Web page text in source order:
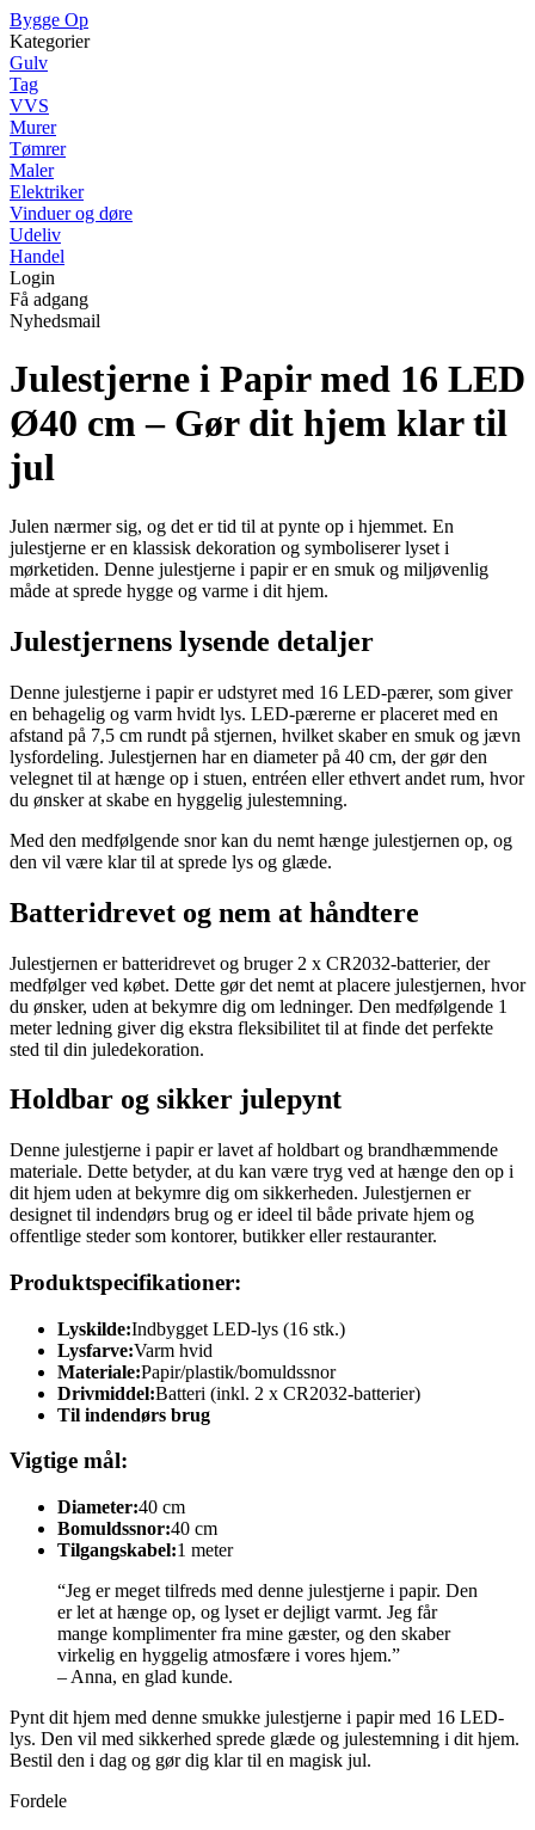
Bygge Op
Kategorier
Gulv
Tag
VVS
Murer
Tømrer
Maler
Elektriker
Vinduer og døre
Udeliv
Handel
Login
Få adgang
Nyhedsmail
Julestjerne i Papir med 16 LED
Ø40 cm – Gør dit hjem klar til
jul
Julen nærmer sig, og det er tid til at pynte op i hjemmet. En
julestjerne er en klassisk dekoration og symboliserer lyset i
mørketiden. Denne julestjerne i papir er en smuk og miljøvenlig
måde at sprede hygge og varme i dit hjem.
Julestjernens lysende detaljer
Denne julestjerne i papir er udstyret med 16 LED-pærer, som giver
en behagelig og varm hvidt lys. LED-pærerne er placeret med en
afstand på 7,5 cm rundt på stjernen, hvilket skaber en smuk og jævn
lysfordeling. Julestjernen har en diameter på 40 cm, der gør den
velegnet til at hænge op i stuen, entréen eller ethvert andet rum, hvor
du ønsker at skabe en hyggelig julestemning.
Med den medfølgende snor kan du nemt hænge julestjernen op, og
den vil være klar til at sprede lys og glæde.
Batteridrevet og nem at håndtere
Julestjernen er batteridrevet og bruger 2 x CR2032-batterier, der
medfølger ved købet. Dette gør det nemt at placere julestjernen, hvor
du ønsker, uden at bekymre dig om ledninger. Den medfølgende 1
meter ledning giver dig ekstra fleksibilitet til at finde det perfekte
sted til din juledekoration.
Holdbar og sikker julepynt
Denne julestjerne i papir er lavet af holdbart og brandhæmmende
materiale. Dette betyder, at du kan være tryg ved at hænge den op i
dit hjem uden at bekymre dig om sikkerheden. Julestjernen er
designet til indendørs brug og er ideel til både private hjem og
offentlige steder som kontorer, butikker eller restauranter.
Produktspecifikationer:
Lyskilde:Indbygget LED-lys (16 stk.)
Lysfarve:Varm hvid
Materiale:Papir/plastik/bomuldssnor
Drivmiddel:Batteri (inkl. 2 x CR2032-batterier)
Til indendørs brug
Vigtige mål:
Diameter:40 cm
Bomuldssnor:40 cm
Tilgangskabel:1 meter
“Jeg er meget tilfreds med denne julestjerne i papir. Den
er let at hænge op, og lyset er dejligt varmt. Jeg får
mange komplimenter fra mine gæster, og den skaber
virkelig en hyggelig atmosfære i vores hjem.”
– Anna, en glad kunde.
Pynt dit hjem med denne smukke julestjerne i papir med 16 LED-
lys. Den vil med sikkerhed sprede glæde og julestemning i dit hjem.
Bestil den i dag og gør dig klar til en magisk jul.
Fordele